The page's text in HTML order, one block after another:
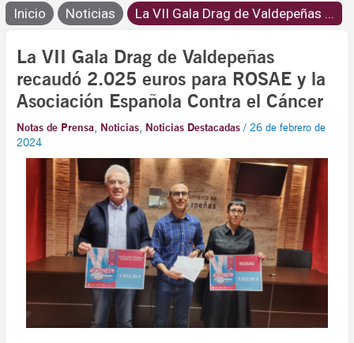
Inicio Noticias La VII Gala Drag de Valdepeñas ...
La VII Gala Drag de Valdepeñas
recaudó 2.025 euros para ROSAE y la
Asociación Española Contra el Cáncer
Notas de Prensa, Noticias, Noticias Destacadas /26 de febrero de
2024